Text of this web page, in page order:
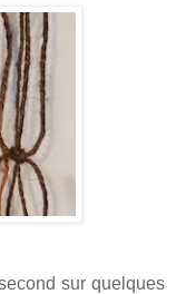
sur quelques